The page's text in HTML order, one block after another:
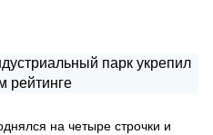
на четыре строчки и